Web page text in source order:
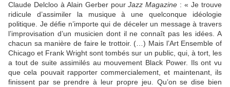
Claude Delcloo à Alain Gerber pourJazz Magazine : « Je trouve
ridicule d’assimiler la musique à une quelconque idéologie
politique. Je défie n’importe qui de déceler un message à travers
l’improvisation d’un musicien dont il ne connaît pas les idées. A
chacun sa manière de faire le trottoir. (…) Mais l’Art Ensemble of
Chicago et Frank Wright sont tombés sur un public, qui, à tort, les
a tout de suite assimilés au mouvement Black Power. Ils ont vu
que cela pouvait rapporter commercialement, et maintenant, ils
finissent par se prendre à leur propre jeu. Qu’on se dise bien